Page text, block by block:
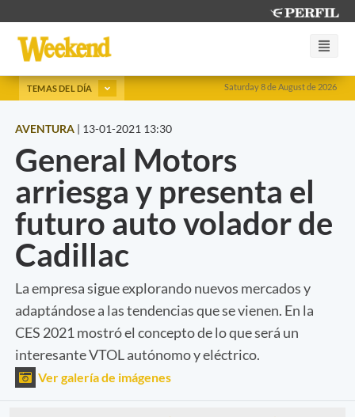
Saturday 8 de August de 2026
TEMAS DEL DÍA
AVENTURA | 13-01-2021 13:30
General Motors
arriesga y presenta el
futuro auto volador de
Cadillac
La empresa sigue explorando nuevos mercados y
adaptándose a las tendencias que se vienen. En la
CES 2021 mostró el concepto de lo que será un
interesante VTOL autónomo y eléctrico.
Ver galería de imágenes